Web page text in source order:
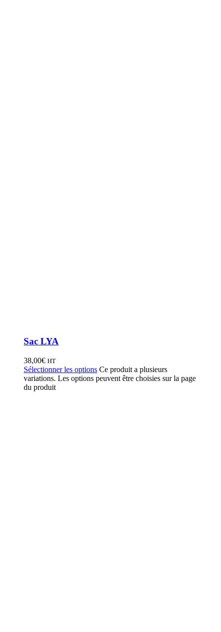
Sac LYA
38,00€ HT
Sélectionner les options Ce produit a plusieurs
variations. Les options peuvent être choisies sur la page
du produit